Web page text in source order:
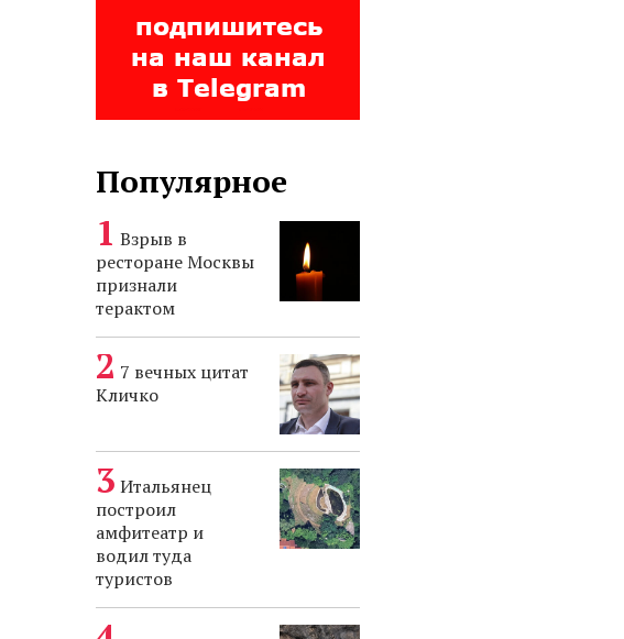
Популярное
Взрыв в
ресторане Москвы
признали
терактом
7 вечных цитат
Кличко
Итальянец
построил
амфитеатр и
водил туда
туристов